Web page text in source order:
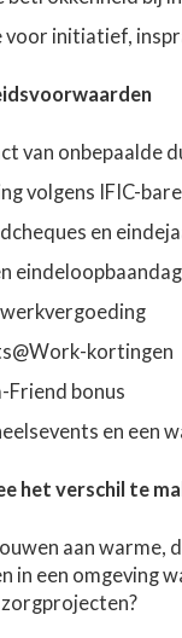
voor initiatief,
van onbepaalde
volgens IFIC-
en
kortingen
Friend bonus
en een
het verschil te
aan warme,
in een omgeving